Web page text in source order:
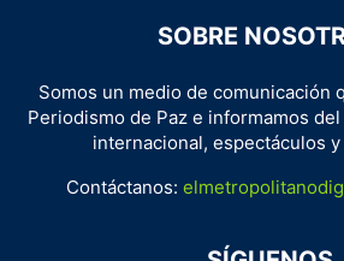
SOBRE
Somos un medio de comunicación
Periodismo de Paz e informamos
internacional, espectáculos y
Contáctanos: